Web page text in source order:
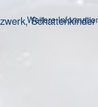
Schattenkinder
Weitere